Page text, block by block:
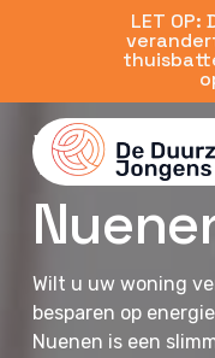
content
LET OP:
Wilt u uw woning
besparen op
Nuenen is een